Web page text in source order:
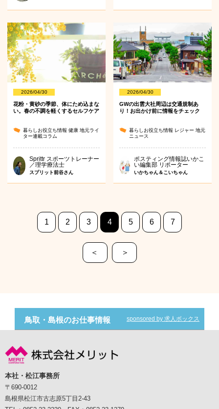
2026/04/30
花粉・黄砂の季節、体にため込まな
い。春の不調を軽くするセルフケア
暮らしお役立ち情報 健康 地元ライ
ター連載コラム
Sprittr スポーツトレーナー
／理学療法士
スプリット前谷さん
2026/04/30
GWの出雲大社周辺は交通規制あ
り！お出かけ前に情報をチェック
暮らしお役立ち情報 レジャー地元
ニュース
ポスティング情報誌いかこ
い編集部 リポーター
いかちゃん＆こいちゃん
1 2 3 4 5 6 7
＜ ＞
鳥取・島根のお仕事情報 sponsored by 求人ボックス
本社・松江事務所
〒690-0012
島根県松江市古志原5丁目2-43